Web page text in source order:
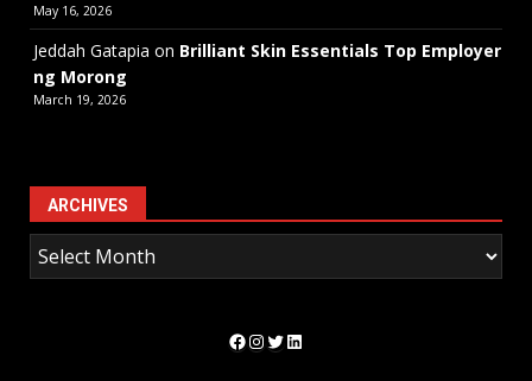
May 16, 2026
Jeddah Gatapia on Brilliant Skin Essentials Top Employer
ng Morong
March 19, 2026
ARCHIVES
Facebook
Instagram
Twitter
LinkedIn